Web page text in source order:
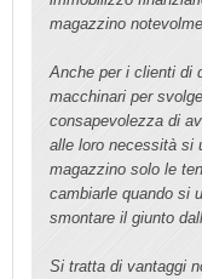
magazzino
Anche per i clienti di
macchinari per
consapevolezza di
alle loro necessità si
magazzino solo le
cambiarle quando si
smontare il giunto
Si tratta di vantaggi